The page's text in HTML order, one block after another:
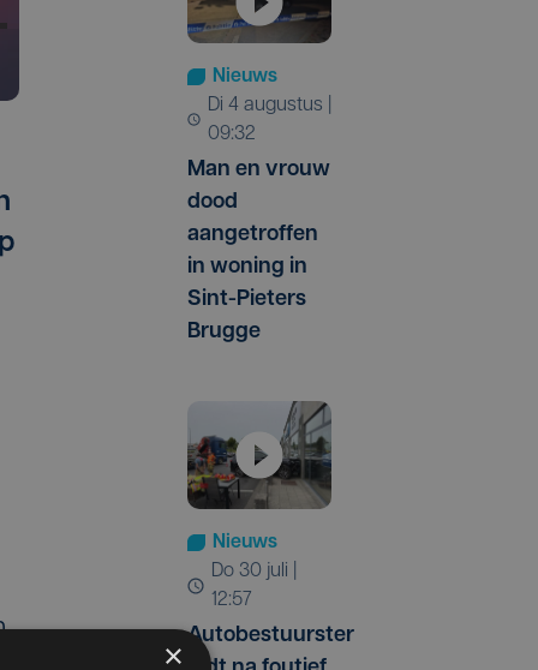
Nieuws
di 4 augustus |
09:32
Man en vrouw
dood
aangetroffen
in woning in
Sint-Pieters
Brugge
Nieuws
do 30 juli |
12:57
Autobestuurster
×